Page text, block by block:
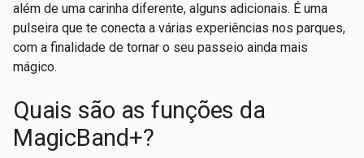
além de uma carinha diferente, alguns adicionais. É uma
pulseira que te conecta a várias experiências nos parques,
com a finalidade de tornar o seu passeio ainda mais
mágico.
Quais são as funções da
MagicBand+?